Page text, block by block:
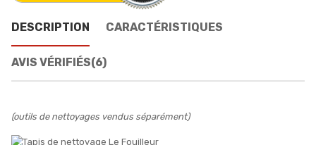
DESCRIPTION CARACTÉRISTIQUES
AVIS VÉRIFIÉS(6)
(outils de nettoyages vendus séparément)